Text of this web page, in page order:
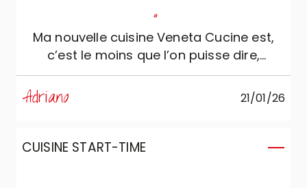
"
Ma nouvelle cuisine Veneta Cucine est,
c’est le moins que l’on puisse dire,
merveilleuse. À ce sujet je remercie la
conceptrice Luisella de Accrippa
Arredamenti qui a réussi à traduire
cuisine Veneta Cucine. Merci
Adriano 21/01/26
CUISINE START-TIME